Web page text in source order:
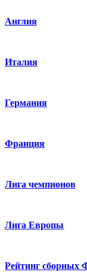
Англия
Италия
Германия
Франция
Лига чемпионов
Лига Европы
Рейтинг